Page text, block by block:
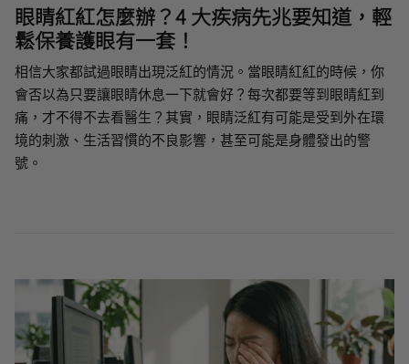
眼睛紅紅怎麼辦？4 大疾病先兆要知道，輕
鬆保養護眼有一套！
相信大家都試過眼睛出現泛紅的情況。當眼睛紅紅的時候，你
會否以為只要讓眼睛休息一下就會好？每次都要等到眼睛紅到
痛，才不得不去看醫生？其實，眼睛泛紅有可能是受到外在環
境的刺激、生活習慣的不良影響，甚至可能是身體發出的警
號。